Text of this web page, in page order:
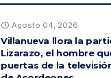
Agosto 04, 2026
Villanueva llora la
Lizarazo, el hombre
puertas de la